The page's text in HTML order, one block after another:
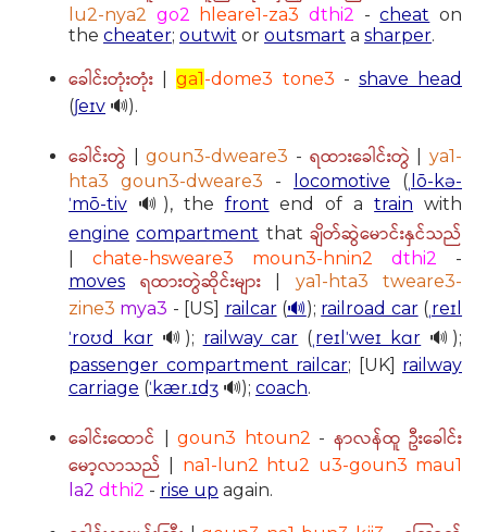
lu2-nya2 go2 hleare1-za3 dthi2 -cheat on
the cheater; outwit or outsmart a sharper.
ခေါင်းတုံးတုံး |ga1-dome3 tone3 - shave head
(ʃeɪv 🔊).
ခေါင်းတွဲ |goun3-dweare3 - ရထားခေါင်းတွဲ |ya1-
hta3 goun3-dweare3 - locomotive ( ˌlō-kə-
ˈmō-tiv 🔊), the front end of atrain with
engine compartment thatချိတ်ဆွဲမောင်းနှင်သည်
chate-hsweare3 moun3-hnin2 dthi2
-
moves
ရထားတွဲဆိုင်းများ| ya1-hta3 tweare3-
zine3 mya3 - [US] railcar(🔊); railroad car( ˌreɪl
ˈroʊd kɑr🔊); railway car ( ˌreɪlˈweɪ kɑr 🔊);
passenger compartment railcar; [UK] railway
carriage (ˈkær.ɪdʒ 🔊); coach.
ခေါင်းထောင် goun3 htoun2 - နာလန်ထူ ဦးခေါင်း
မော့လာသည်
na1-lun2 htu2 u3-goun3 mau1
la2 dthi2 - rise up again.